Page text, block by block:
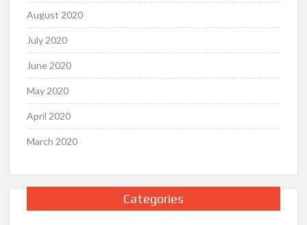
August 2020
July 2020
June 2020
May 2020
April 2020
March 2020
Categories